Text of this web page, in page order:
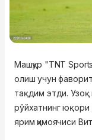
Машҳур "TNT
олиш учун
тақдим этди.
рўйхатнинг
ярим ҳимоячиси